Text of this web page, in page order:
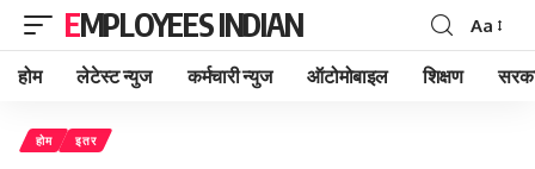
EMPLOYEES INDIAN
Font
Resizer
Aa
होम लेटेस्ट न्युज कर्मचारी न्युज ऑटोमोबाइल शिक्षण
होम इतर